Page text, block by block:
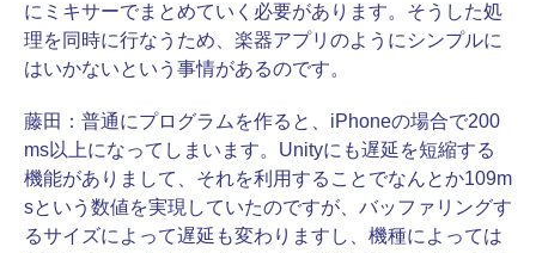
にミキサーでまとめていく必要があります。そうした処
理を同時に行なうため、楽器アプリのようにシンプルに
はいかないという事情があるのです。
藤田： 普通にプログラムを作ると、iPhoneの場合で200
ms以上になってしまいます。Unityにも遅延を短縮する
機能がありまして、それを利用することでなんとか109m
sという数値を実現していたのですが、バッファリングす
るサイズによって遅延も変わりますし、機種によっては